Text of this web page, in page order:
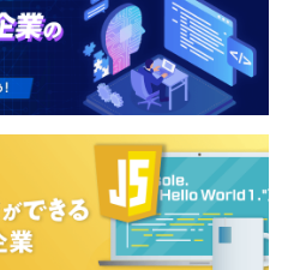
事している業務の進捗状況、
会社の経営状況
はありません）